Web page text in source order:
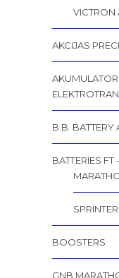
VICTRON
AKCIJAS
B.B. BATTERY
BATTERIES FT
BOOSTERS
GNB